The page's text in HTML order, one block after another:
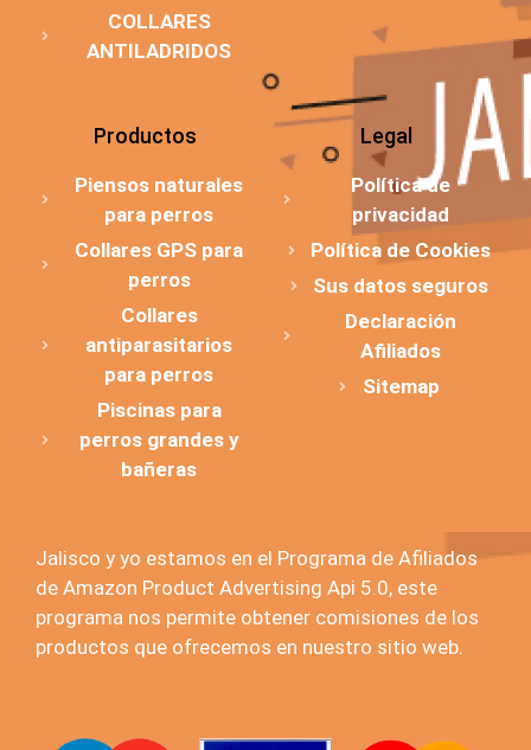
COLLARES
ANTILADRIDOS
Productos
Piensos naturales
para perros
Collares GPS para
perros
Collares
antiparasitarios
para perros
Piscinas para
perros grandes y
bañeras
Legal
Política de
privacidad
Política de Cookies
Sus datos seguros
Declaración
Afiliados
Sitemap
Jalisco y yo estamos en el Programa de Afiliados
de Amazon Product Advertising Api 5.0, este
programa nos permite obtener comisiones de los
productos que ofrecemos en nuestro sitio web.